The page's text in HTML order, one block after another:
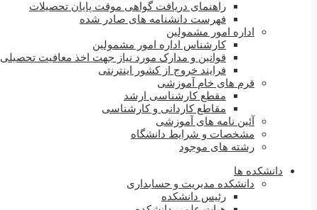
راهنمای دریافت گواهی موقت پایان تحصیلات
فهرست دانشنامه های صادر شده
اداره امور مشمولین
کارشناس اداره امور مشمولین
قوانین و مدارک مورد نیاز جهت اخذ معافیت تحصیلی
فرایند خروج از کشور اینترنتی
فرم های خام آموزشی
مقطع کارشناسی ارشد
مقاطع کاردانی و کارشناسی
آئین نامه های آموزشی
مشخصات و شرایط دانشگاه
رشته های موجود
دانشکده ها
دانشکده مدیریت و حسابداری
رئیس دانشکده